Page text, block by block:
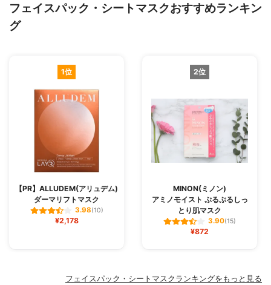
フェイスパック・シートマスクおすすめランキン
グ
1位
【PR】ALLUDEM(アリュデム)
ダーマリフトマスク
3.98(10)
¥2,178
2位
MINON(ミノン)
アミノモイスト ぷるぷるしっ
とり肌マスク
3.90(15)
¥872
フェイスパック・シートマスクランキングをもっと見る